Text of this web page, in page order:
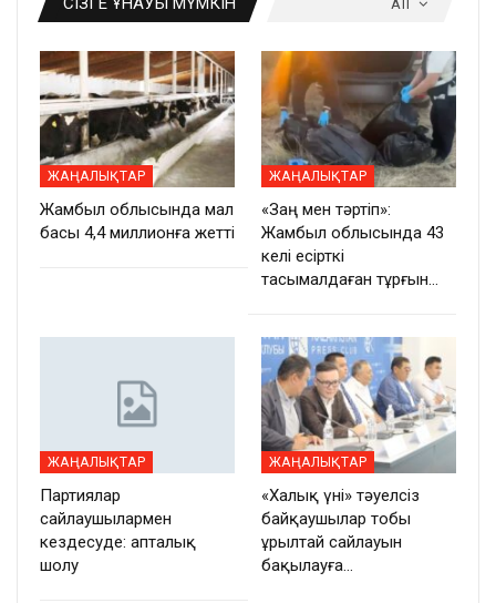
All
ЖАҢАЛЫҚТАР
Жамбыл облысында мал
басы 4,4 миллионға жетті
ЖАҢАЛЫҚТАР
«Заң мен тәртіп»:
Жамбыл облысында 43
келі есірткі
тасымалдаған тұрғын…
ЖАҢАЛЫҚТАР
Партиялар
сайлаушылармен
кездесуде: апталық
шолу
ЖАҢАЛЫҚТАР
«Халық үні» тәуелсіз
байқаушылар тобы
Құрылтай сайлауын
бақылауға…